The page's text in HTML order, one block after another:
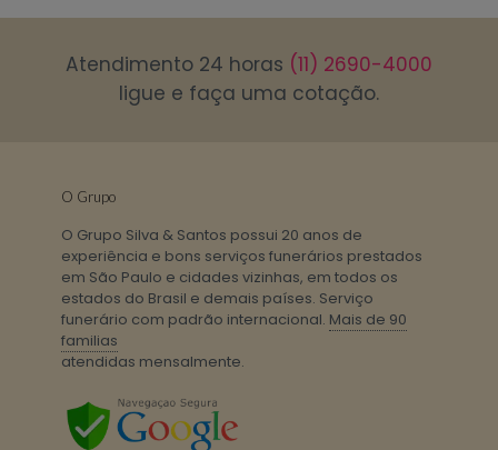
Atendimento 24 horas (11) 2690-4000
ligue e faça uma cotação.
O Grupo
O Grupo Silva & Santos possui 20 anos de
experiência e bons serviços funerários prestados
em São Paulo e cidades vizinhas, em todos os
estados do Brasil e demais países. Serviço
funerário com padrão internacional. Mais de 90
familias
atendidas mensalmente.